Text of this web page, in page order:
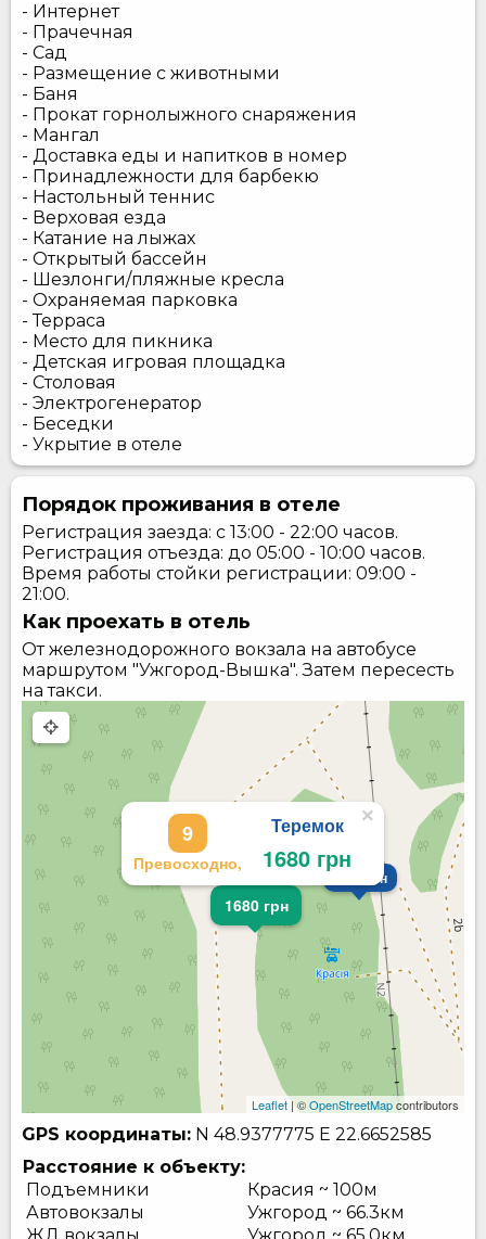
- Интернет
- Прачечная
- Сад
- Размещение с животными
- Баня
- Прокат горнолыжного снаряжения
- Мангал
- Доставка еды и напитков в номер
- Принадлежности для барбекю
- Настольный теннис
- Верховая езда
- Катание на лыжах
- Открытый бассейн
- Шезлонги/пляжные кресла
- Охраняемая парковка
- Терраса
- Место для пикника
- Детская игровая площадка
- Столовая
- Электрогенератор
- Беседки
- Укрытие в отеле
Порядок проживания в отеле
Регистрация заезда: с 13:00 - 22:00 часов.
Регистрация отъезда: до 05:00 - 10:00 часов.
Время работы стойки регистрации: 09:00 -
21:00.
Как проехать в отель
От железнодорожного вокзала на автобусе
маршрутом "Ужгород-Вышка". Затем пересесть
на такси.
4200 грн
1680 грн
Превосходно,
9 Теремок
1680 грн
×
Leaflet | ©OpenStreetMapcontributors
GPS координаты: N 48.9377775 E 22.6652585
Расстояние к объекту:
Подъемники
Красия ~ 100м
Автовокзалы
Ужгород ~ 66.3км